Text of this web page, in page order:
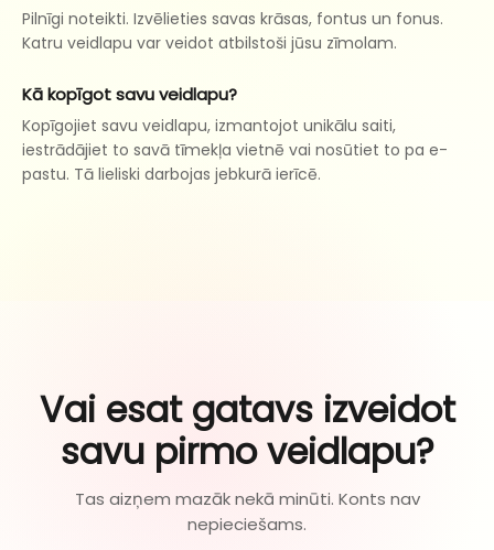
Pilnīgi noteikti. Izvēlieties savas krāsas, fontus un fonus.
Katru veidlapu var veidot atbilstoši jūsu zīmolam.
Kā kopīgot savu veidlapu?
Kopīgojiet savu veidlapu, izmantojot unikālu saiti,
iestrādājiet to savā tīmekļa vietnē vai nosūtiet to pa e-
pastu. Tā lieliski darbojas jebkurā ierīcē.
Vai esat gatavs izveidot
savu pirmo veidlapu?
Tas aizņem mazāk nekā minūti. Konts nav
nepieciešams.